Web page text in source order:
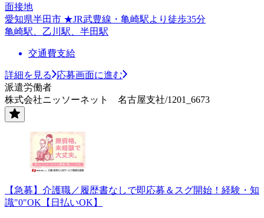
面接地
愛知県半田市 ★JR武豊線・亀崎駅より徒歩35分
亀崎駅、乙川駅、半田駅
交通費支給
詳細を見る
応募画面に進む
派遣労働者
株式会社ニッソーネット 名古屋支社/1201_6673
【急募】介護職／履歴書なしで即応募＆スグ開始！経験・知
識"0"OK【日払いOK】